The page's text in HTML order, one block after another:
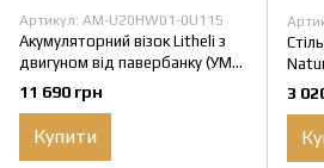
Артикул: AM-U20HW01-0U115
Акумуляторний візок Litheli з
двигуном від павербанку (УМБ
Litheli Power Bank 20000 mAh,
45 W в комплекті)
11 690 грн
Купити
3